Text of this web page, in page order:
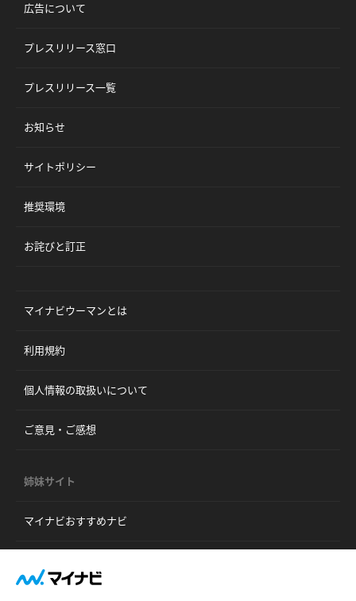
広告について
プレスリリース窓口
プレスリリース一覧
お知らせ
サイトポリシー
推奨環境
お詫びと訂正
マイナビウーマンとは
利用規約
個人情報の取扱いについて
ご意見・ご感想
姉妹サイト
マイナビおすすめナビ